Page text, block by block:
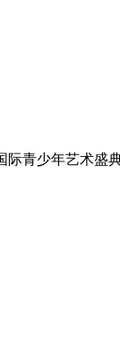
青少年艺术盛